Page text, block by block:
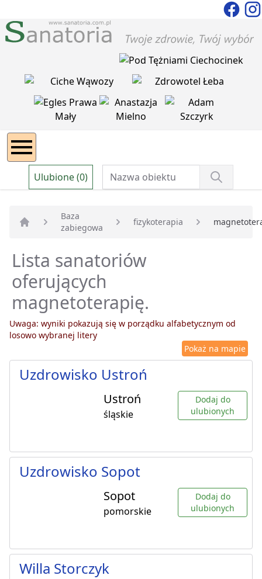
Ulubione (0)
Strona główna
Baza
zabiegowa
fizykoterapia
Lista sanatoriów
oferujących
magnetoterapię.
Uwaga: wyniki pokazują się w porządku alfabetycznym od
losowo wybranej litery
Pokaż na mapie
Uzdrowisko Ustroń
Ustroń
śląskie
Dodaj do
ulubionych
Uzdrowisko Sopot
Sopot
pomorskie
Dodaj do
ulubionych
Willa Storczyk